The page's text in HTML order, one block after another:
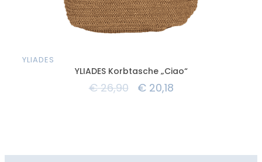
YLIADES
YLIADES Korbtasche „Ciao“
€26,90 €20,18